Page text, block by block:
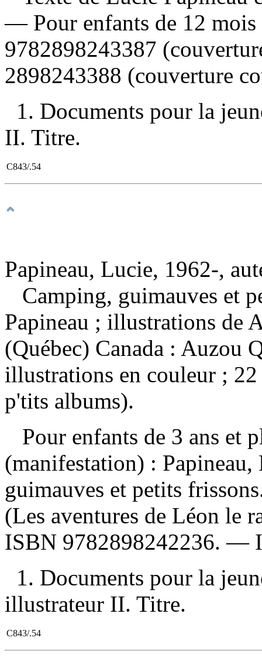
— Pour enfants de 12
9782898243387
2898243388 (couverture
1. Documents pour la
II. Titre.
C843/.54
Papineau, Lucie, 1962-,
Camping, guimauves et
Papineau ; illustrations de
(Québec) Canada : Auzou
illustrations en couleur ;
p'tits albums).
Pour enfants de 3 ans et
(manifestation) :
guimauves et petits
(Les aventures de Léon le
ISBN 9782898242236. —
1. Documents pour la
illustrateur II. Titre.
C843/.54